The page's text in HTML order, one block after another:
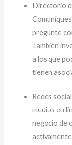
Directorio
pregunte
También
a los que
tienen
Redes
medios en
negocio de
activamente